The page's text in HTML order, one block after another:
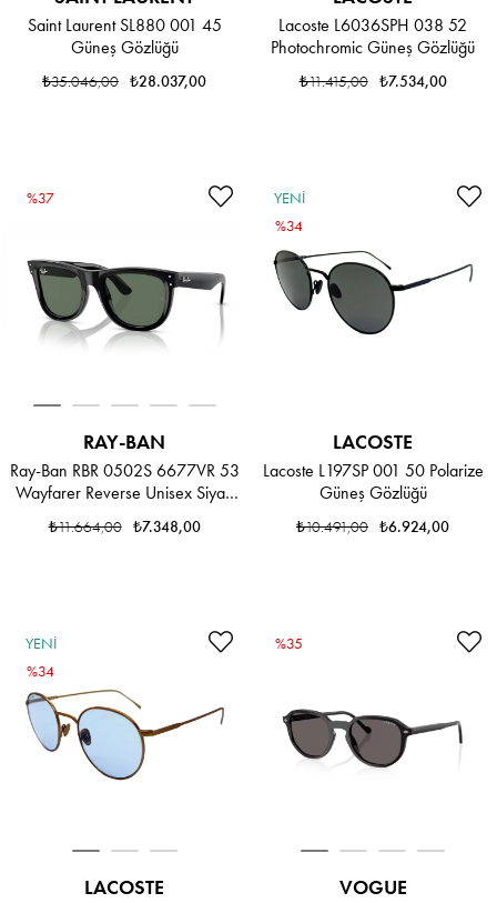
Saint Laurent SL880 001 45
Güneş Gözlüğü
₺28.037,00
₺35.046,00
Lacoste L6036SPH 038 52
Photochromic Güneş Gözlüğü
₺7.534,00
₺11.415,00
RAY-BAN
Ray-Ban RBR 0502S 6677VR 53
Wayfarer Reverse Unisex Siyah
Kemik Güneş Gözlüğü
₺7.348,00
₺11.664,00
%37
LACOSTE
Lacoste L197SP 001 50 Polarize
Güneş Gözlüğü
₺6.924,00
₺10.491,00
%34
YENI
ÜRÜN
LACOSTE
%34
YENI
ÜRÜN
VOGUE
%35